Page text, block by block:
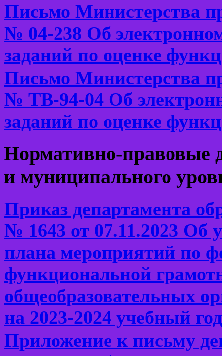
Письмо Министерства
№ 04-238 Об
заданий по оценке
Письмо Министерства
№ ТВ-94-04 Об
заданий по оценке
Нормативно-правовые
и муниципального
Приказ департамента
№ 1643 от 07.11.2023 Об
плана мероприятий по
функциональной
общеобразовательных
на 2023-2024 учебный год
Приложение к письму